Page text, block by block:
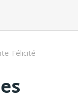
Félicité